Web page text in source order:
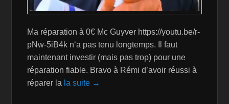
Ma réparation à 0€ Mc Guyver https://youtu.be/r-
pNw-5iB4k n‘a pas tenu longtemps. Il faut
maintenant investir (mais pas trop) pour une
réparation fiable. Bravo à Rémi d’avoir réussi à
réparer la la suite →